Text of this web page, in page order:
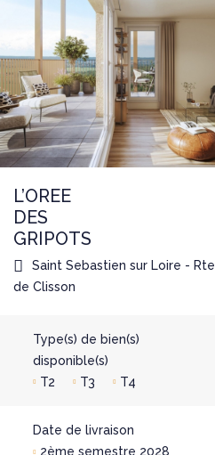
L’OREE
DES
GRIPOTS
Saint Sebastien sur Loire - Rte
de Clisson
Type(s) de bien(s)
disponible(s)
T2
T3 T4
Date de livraison
2ème semestre 2028